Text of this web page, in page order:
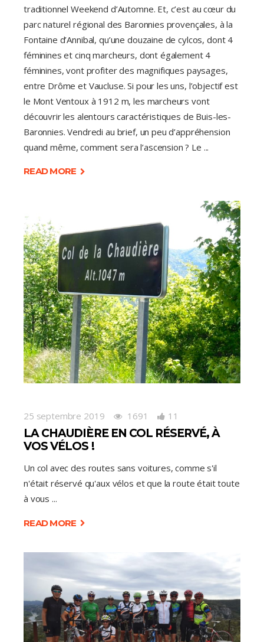
traditionnel Weekend d’Automne. Et, c’est au cœur du
parc naturel régional des Baronnies provençales, à la
Fontaine d’Annibal, qu’une douzaine de cylcos, dont 4
féminines et cinq marcheurs, dont également 4
féminines, vont profiter des magnifiques paysages,
entre Drôme et Vaucluse. Si pour les uns, l’objectif est
le Mont Ventoux à 1912 m, les marcheurs vont
découvrir les alentours caractéristiques de Buis-les-
Baronnies. Vendredi au brief, un peu d’appréhension
quand même, comment sera l’ascension ? Le
READ MORE
25 septembre 2019 1691 11
LA CHAUDIÈRE EN COL RÉSERVÉ, À
VOS VÉLOS !
Un col avec des routes sans voitures, comme s'il
n'était réservé qu'aux vélos et que la route était toute
à vous
READ MORE